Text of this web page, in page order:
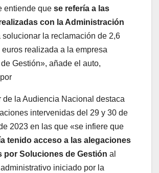
entiende que se refería a las
con la Administración
solucionar la reclamación de 2,6
realizada a la empresa
Gestión», añade el auto,
de la Audiencia Nacional destaca
intervenidas del 29 y 30 de
2023 en las que «se infiere que
tenido acceso a las alegaciones
por Soluciones de Gestión al
iniciado por la